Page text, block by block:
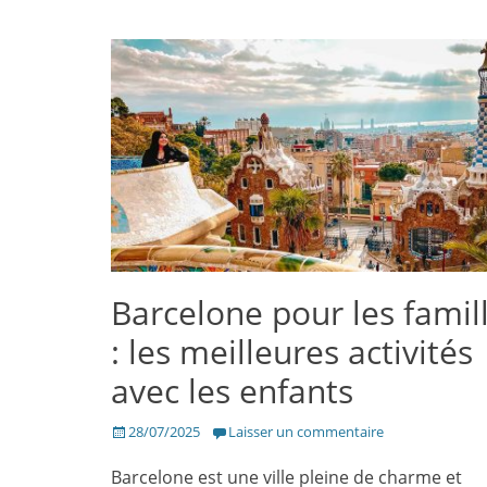
Barcelone pour les
: les meilleures activités
avec les enfants
Posté28/07/2025 Laisser un commentaire
Barcelone est une ville pleine de charme et